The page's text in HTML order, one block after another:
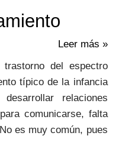
Leer más »
del espectro
típico de la infancia
relaciones
comunicarse, falta
es muy común, pues